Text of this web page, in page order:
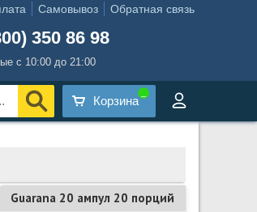
Самовывоз Обратная связь
350 86 98
с 10:00 до 21:00
Корзина
Guarana 20 ампул 20 порций